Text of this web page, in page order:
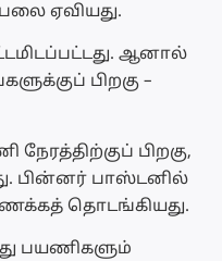
ஏவியது.
ஆனால்
பிறகு –
பிறகு,
பின்னர் பாஸ்டனில்
தொடங்கியது.
பயணிகளும்